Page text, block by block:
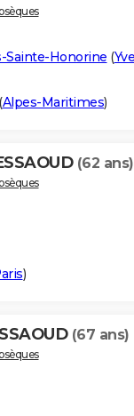
Sainte-Honorine (
(Alpes-Maritimes)
(62 ans)
)
(67 ans)